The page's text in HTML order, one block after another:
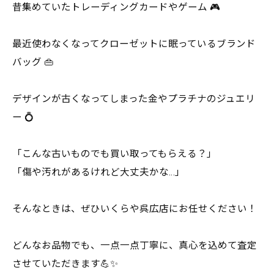
昔集めていたトレーディングカードやゲーム 🎮
最近使わなくなってクローゼットに眠っているブランド
バッグ 👜
デザインが古くなってしまった金やプラチナのジュエリ
ー 💍
「こんな古いものでも買い取ってもらえる？」
「傷や汚れがあるけれど大丈夫かな…」
そんなときは、ぜひいくらや呉広店にお任せください！
どんなお品物でも、一点一点丁寧に、真心を込めて査定
させていただきます💪✨